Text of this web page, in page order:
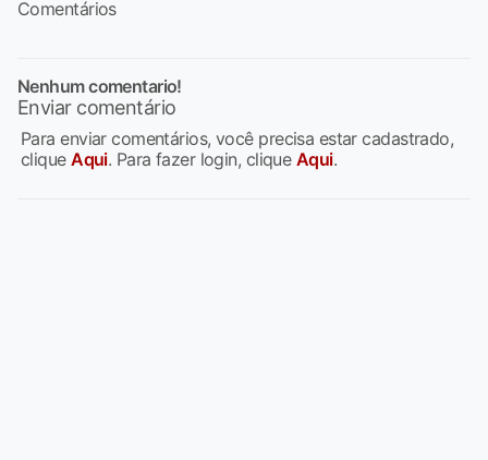
Comentários
Nenhum comentario!
Enviar comentário
Para enviar comentários, você precisa estar cadastrado,
cliqueAqui. Para fazer login, clique Aqui.